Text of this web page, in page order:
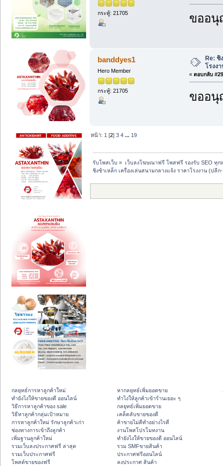
กระทู้: 21705 ขออนุ
banddyes1
Hero Member
กระทู้: 21705
Re: ชิ
โรงง
« ตอบกลับ
ขออนุ
หน้า: 1 [2]3 4 ... 19
รับโพสเว็บ » เว็บลงโฆษณาฟรี โพสฟรี รองรับ SEO ทุก
ชิงช้าเหล็ก เครื่องเล่นสนามกลางแจ้ง ราคาโรงงาน (ปลี
กลยุทธ์การหาลูกค้าใหม่
ทํายังไงให้ขายของดี ออนไลน์
วิธีการหาลูกค้าของ sale
วิธีหาลูกค้ากลุ่มเป้าหมาย
การหาลูกค้าใหม่ รักษาลูกค้าเก่า
ช่องทางการเข้าถึงลูกค้า
เพิ่มฐานลูกค้าใหม่
รวมเว็บลงประกาศฟรี ล่าสุด
รวมเว็บประกาศฟรี
โพสต์ขายของฟรี
หากลยุทธ์เพิ่มยอดขาย
ทําไงให้ลูกค้าเข้าร้านเยอะ ๆ
กลยุทธ์เพิ่มยอดขาย
เคล็ดลับขายของดี
ค้าขายไม่ดีทำอย่างไรดี
งานโพสโปรโมทงาน
ทํายังไงให้ขายของดี ออนไลน์
รวม SMFขายสินค้า
ประกาศฟรีออนไลน์
ลงประกาศ สินค้า